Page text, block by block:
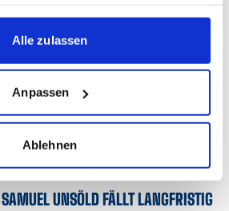
Alle zulassen
Anpassen
Ablehnen
KICK VOR DEM SPIEL: KICKERS
TREFFEN ZUM SAISONAUFTAKT AUF
ULM
SAMUEL UNSÖLD FÄLLT LANGFRISTIG